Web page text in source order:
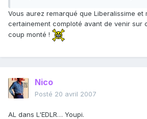
Vous aurez remarqué que Liberalissime et
certainement comploté avant de venir sur
coup monté !
Nico
Posté 20 avril 2007
AL dans L'EDLR… Youpi.